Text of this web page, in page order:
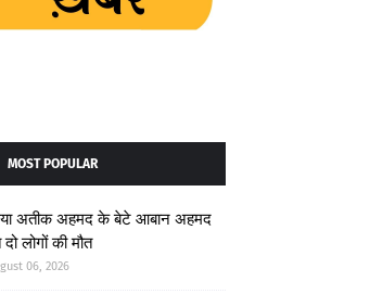
MOST POPULAR
अतीक अहमद के बेटे आबान अहमद
लोगों की मौत
06, 2026